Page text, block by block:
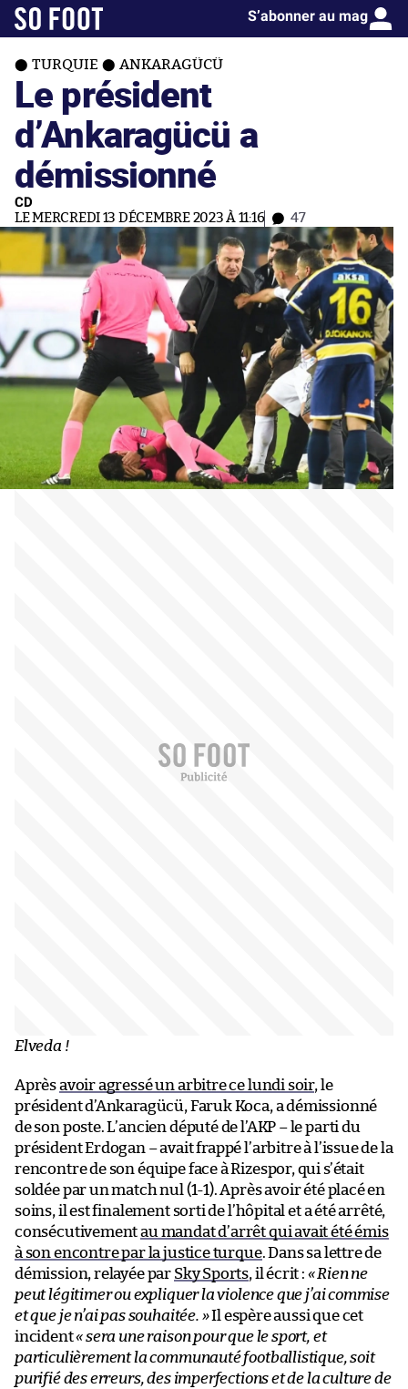
S’abonner au mag
TURQUIE ANKARAGÜCÜ
Le président
d’Ankaragücü a
démissionné
CD
LE MERCREDI 13 DÉCEMBRE 2023 À 11:16 47
Elveda !
Aprèsavoir agressé un arbitre ce lundi soir, le
président d’Ankaragücü, Faruk Koca, a démissionné
de son poste. L’ancien député de l’AKP – le parti du
président Erdogan – avait frappé l’arbitre à l’issue de la
rencontre de son équipe face à Rizespor, qui s’était
soldée par un match nul (1-1). Après avoir été placé en
soins, il est finalement sorti de l’hôpital et a été arrêté,
consécutivementau mandat d’arrêt qui avait été émis
à son encontre par la justice turque. Dans sa lettre de
démission, relayée par Sky Sports, il écrit : « Rien ne
peut légitimer ou expliquer la violence que j’ai commise
et que je n’ai pas souhaitée. »Il espère aussi que cet
incident« sera une raison pour que le sport, et
particulièrement la communauté footballistique, soit
purifié des erreurs, des imperfections et de la culture de